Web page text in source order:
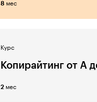
8 мес
Курс
Копирайтинг от А
2 мес